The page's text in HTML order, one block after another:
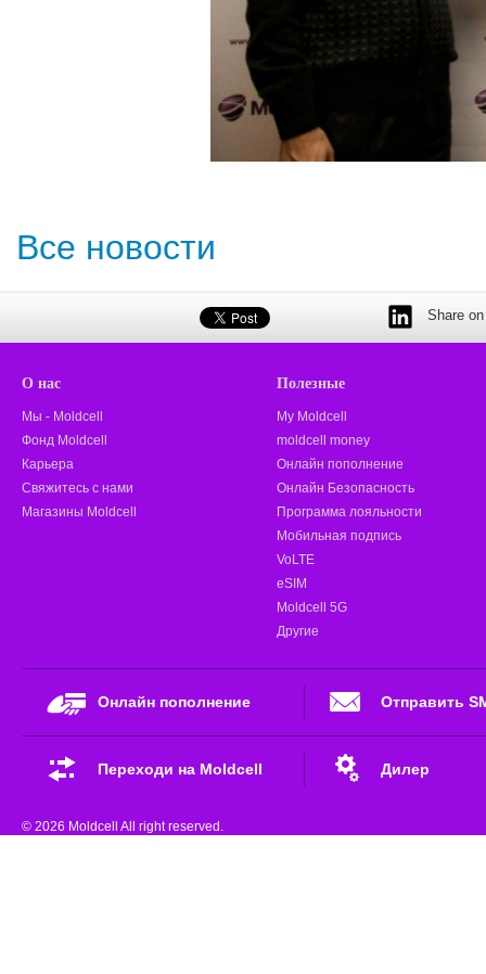
Все новости
Share
О нас
Мы - Moldcell
Фонд Moldcell
Карьера
Свяжитесь с нами
Магазины Moldcell
Полезные
My Moldcell
moldcell money
Онлайн пополнение
Онлайн Безопасность
Программа лояльности
Мобильная подпись
VoLTE
eSIM
Moldcell 5G
Другие
Онлайн пополнение Отправить
Переходи на Moldcell Дилер
© 2026 Moldcell All right reserved.